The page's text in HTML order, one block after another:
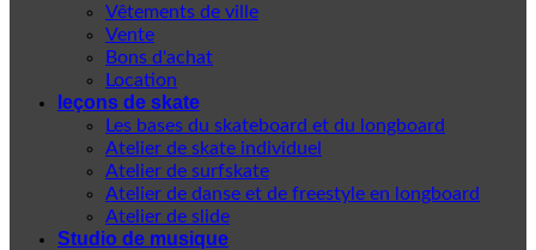
Vêtements de ville
Vente
Bons d'achat
Location
leçons de skate
Les bases du skateboard et du longboard
Atelier de skate individuel
Atelier de surfskate
Atelier de danse et de freestyle en longboard
Atelier de slide
Studio de musique